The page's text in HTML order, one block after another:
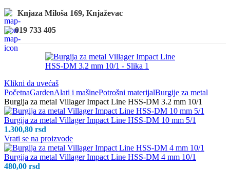
Knjaza Miloša 169, Knjaževac
019 733 405
Klikni da uvećaš
PočetnaGardenAlati i mašinePotrošni materijalBurgije za metal
Burgija za metal Villager Impact Line HSS-DM 3.2 mm 10/1
Burgija za metal Villager Impact Line HSS-DM 10 mm 5/1
1.300,80 rsd
Vrati se na proizvode
Burgija za metal Villager Impact Line HSS-DM 4 mm 10/1
480,00 rsd